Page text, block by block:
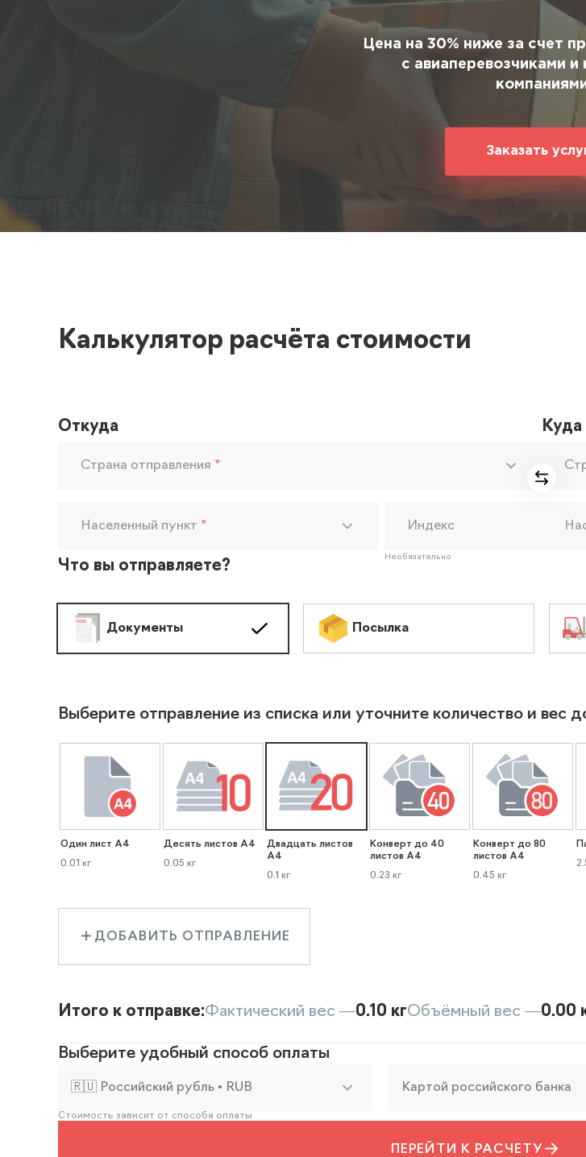
декларирование
Страхование
Цена на 30% ниже за счет
с авиаперевозчиками и
Заказать
Калькулятор расчёта стоимости
Откуда
Страна отправления *
Населенный пункт * Индекс
Необязательно
Куда
Что вы отправляете?
Документы Посылка
Выберите отправление из списка или уточните количество и вес
Один лист А4
0.01 кг
Десять листов А4
0.05 кг
Двадцать листов
А4
0.1 кг
Конверт до 40
листов А4
0.23 кг
Конверт до 80
листов А4
0.45 кг
ДОБАВИТЬ ОТПРАВЛЕНИЕ
Итого к отправке:Фактический вес —0.10 кгОбъёмный вес —0.00
Выберите удобный способ оплаты
🇷🇺 Российский рубль • RUB Картой российского банка
Стоимость зависит от способа оплаты
ПЕРЕЙТИ К РАСЧЕТУ